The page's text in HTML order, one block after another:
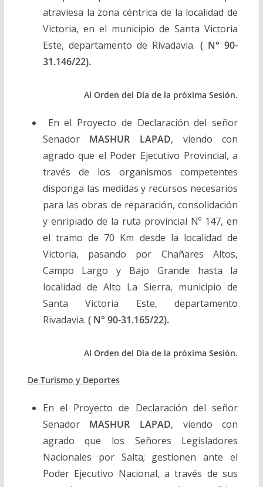
atraviesa la zona céntrica de la localidad de
Victoria, en el municipio de Santa Victoria
Este, departamento de Rivadavia. ( N° 90-
31.146/22).
Al Orden del Día de la próxima Sesión.
En el Proyecto de Declaración del señor
Senador MASHUR LAPAD, viendo con
agrado que el Poder Ejecutivo Provincial, a
través de los organismos competentes
disponga las medidas y recursos necesarios
para las obras de reparación, consolidación
y enripiado de la ruta provincial Nº 147, en
el tramo de 70 Km desde la localidad de
Victoria, pasando por Chañares Altos,
Campo Largo y Bajo Grande hasta la
localidad de Alto La Sierra, municipio de
Santa Victoria Este, departamento
Rivadavia. ( N° 90-31.165/22).
Al Orden del Día de la próxima Sesión.
De Turismo y Deportes
En el Proyecto de Declaración del señor
Senador MASHUR LAPAD, viendo con
agrado que los Señores Legisladores
Nacionales por Salta; gestionen ante el
Poder Ejecutivo Nacional, a través de sus